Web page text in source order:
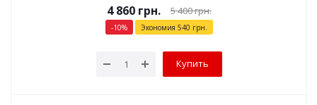
4 860 грн. 5 400грн.
-10% Экономия 540 грн.
Купить